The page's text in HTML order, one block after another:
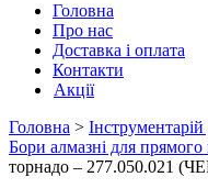
Головна
Про нас
Доставка і оплата
Контакти
Акції
Головна > Інструментарій
Бори алмазні для
торнадо – 277.050.021